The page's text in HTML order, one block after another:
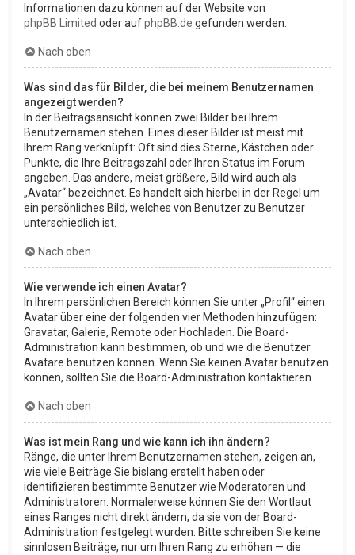
Informationen dazu können auf der Website von
phpBB Limited oder aufphpBB.de gefunden werden.
Nach oben
Was sind das für Bilder, die bei meinem Benutzernamen
angezeigt werden?
In der Beitragsansicht können zwei Bilder bei Ihrem
Benutzernamen stehen. Eines dieser Bilder ist meist mit
Ihrem Rang verknüpft: Oft sind dies Sterne, Kästchen oder
Punkte, die Ihre Beitragszahl oder Ihren Status im Forum
angeben. Das andere, meist größere, Bild wird auch als
„Avatar“ bezeichnet. Es handelt sich hierbei in der Regel um
ein persönliches Bild, welches von Benutzer zu Benutzer
unterschiedlich ist.
Nach oben
Wie verwende ich einen Avatar?
In Ihrem persönlichen Bereich können Sie unter „Profil“ einen
Avatar über eine der folgenden vier Methoden hinzufügen:
Gravatar, Galerie, Remote oder Hochladen. Die Board-
Administration kann bestimmen, ob und wie die Benutzer
Avatare benutzen können. Wenn Sie keinen Avatar benutzen
können, sollten Sie die Board-Administration kontaktieren.
Nach oben
Was ist mein Rang und wie kann ich ihn ändern?
Ränge, die unter Ihrem Benutzernamen stehen, zeigen an,
wie viele Beiträge Sie bislang erstellt haben oder
identifizieren bestimmte Benutzer wie Moderatoren und
Administratoren. Normalerweise können Sie den Wortlaut
eines Ranges nicht direkt ändern, da sie von der Board-
Administration festgelegt wurden. Bitte schreiben Sie keine
sinnlosen Beiträge, nur um Ihren Rang zu erhöhen — die